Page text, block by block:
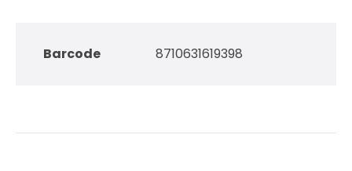
Barcode 8710631619398